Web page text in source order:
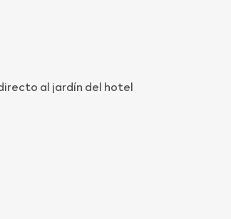
al jardín del hotel